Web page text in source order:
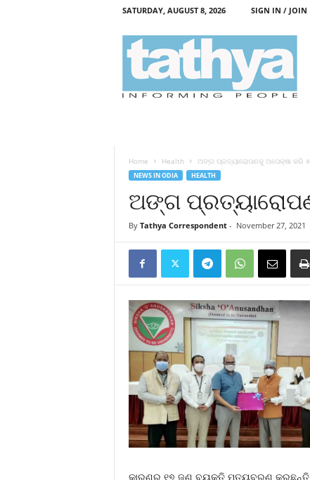
SATURDAY, AUGUST 8, 2026 SIGN IN / JOIN
Home Health ଅଙ୍ଗ ପ୍ରତ୍ୟାରୋପଣକୁ ଅପେକ୍ଷା କରି
NEWS IN ODIA HEALTH
ଅଙ୍ଗ
By Tathya Correspondent- November 27, 2021
କାରଣରୁ ୧୭ ଜଣ ବ୍ୟକ୍ତି ମୃତ୍ୟୁବରଣ କରୁଛନ୍ତି